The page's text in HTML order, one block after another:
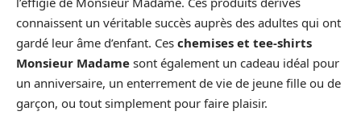
connaissent un véritable succès auprès des adultes qui ont
gardé leur âme d’enfant. Ces chemises et tee-shirts
Monsieur Madame sont également un cadeau idéal pour
un anniversaire, un enterrement de vie de jeune fille ou de
garçon, ou tout simplement pour faire plaisir.